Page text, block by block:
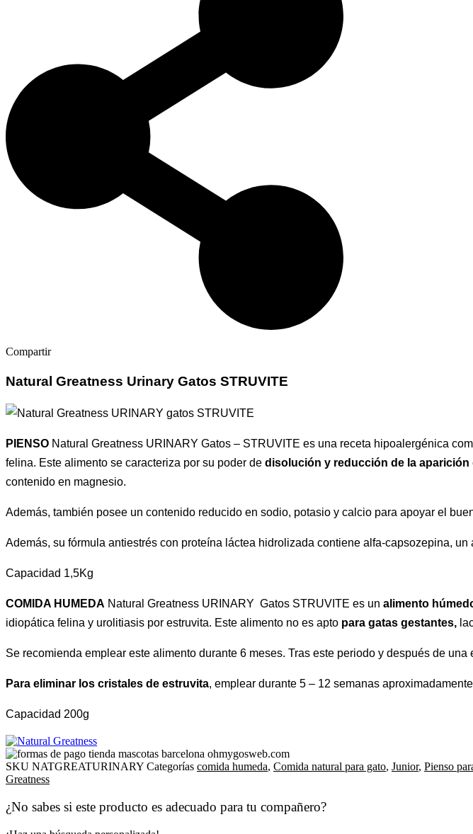
Compartir
Natural Greatness Urinary Gatos STRUVITE
PIENSO Natural Greatness URINARY Gatos – STRUVITE es una receta hipoalergénica
felina. Este alimento se caracteriza por su poder de disolución y reducción de la aparición
contenido en magnesio.
Además, también posee un contenido reducido en sodio, potasio y calcio para apoyar el
Además, su fórmula antiestrés con proteína láctea hidrolizada contiene alfa-capsozepina,
Capacidad 1,5Kg
COMIDA HUMEDA Natural Greatness URINARY Gatos STRUVITE es un alimento
idiopática felina y urolitiasis por estruvita. Este alimento no es apto para gatas gestantes,
Se recomienda emplear este alimento durante 6 meses. Tras este periodo y después de
Para eliminar los cristales de estruvita, emplear durante 5 – 12 semanas
Capacidad 200g
SKU NATGREATURINARY Categorías comida humeda, Comida natural para gato, Junior, Pienso
Greatness
¿No sabes si este producto es adecuado para tu compañero?